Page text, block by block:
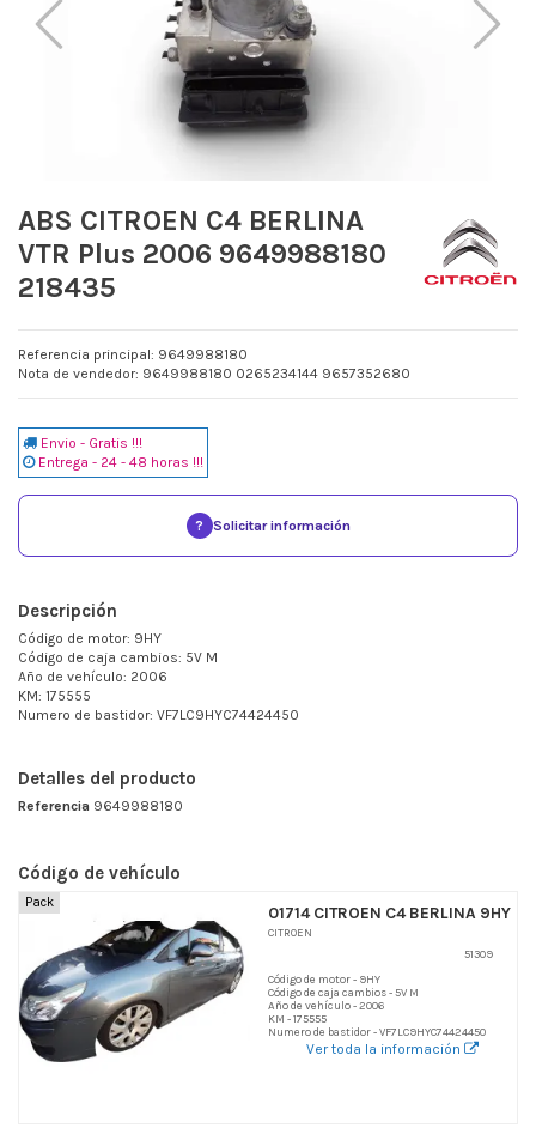
ABS CITROEN C4 BERLINA
VTR Plus 2006 9649988180
218435
Referencia principal: 9649988180
Nota de vendedor: 9649988180 0265234144 9657352680
Envio - Gratis !!!
Entrega - 24 - 48 horas !!!
? Solicitar información
Descripción
Código de motor: 9HY
Código de caja cambios: 5V M
Año de vehículo: 2006
KM: 175555
Numero de bastidor: VF7LC9HYC74424450
Detalles del producto
Referencia 9649988180
Código de vehículo
Pack
01714 CITROEN C4 BERLINA 9HY
CITROEN
51309
Código de motor - 9HY
Código de caja cambios - 5V M
Año de vehículo - 2006
KM - 175555
Numero de bastidor - VF7LC9HYC74424450
Ver toda la información